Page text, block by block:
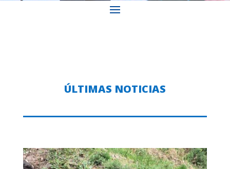
ÚLTIMAS NOTICIAS